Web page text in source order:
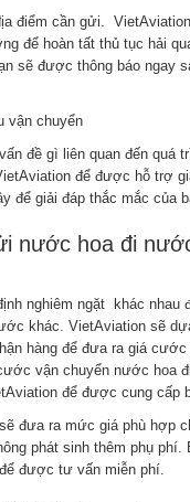
điểm cần gửi.
để hoàn tất thủ tục hải
sẽ được thông báo ngay
vận chuyển
đề gì liên quan đến quá
để được hỗ trợ
để giải đáp thắc mắc của
nước hoa đi
nghiêm ngặt khác nhau
khác. VietAviation sẽ
hàng để đưa ra giá
vận chuyển nước hoa
để được cung cấp
đưa ra mức giá phù hợp
phát sinh thêm phụ phí.
được tư vấn miễn phí.